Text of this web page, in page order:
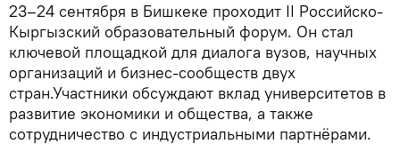
23–24 сентября в Бишкеке проходит II Российско-
Кыргызский образовательный форум. Он стал
ключевой площадкой для диалога вузов, научных
организаций и бизнес-сообществ двух
стран.Участники обсуждают вклад университетов в
развитие экономики и общества, а также
сотрудничество с индустриальными партнёрами.